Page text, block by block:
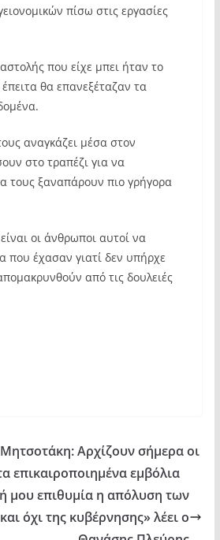
πίσω στις εργασίες
που είχε μπει ήταν το
θα επανεξέταζαν τα
αναγκάζει μέσα στον
στο τραπέζι για να
τους ξαναπάρουν πιο γρήγορα
οι άνθρωποι αυτοί να
που έχασαν γιατί δεν υπήρχε
από τις δουλειές
Αρχίζουν σήμερα οι
επικαιροποιημένα εμβόλια
μου επιθυμία η απόλυση των
όχι της κυβέρνησης» λέει ο